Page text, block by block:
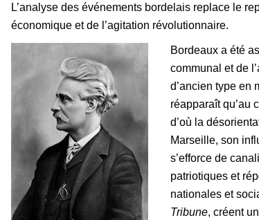
L’analyse des événements bordelais replace le
économique et de l’agitation révolutionnaire.
Bordeaux a été
communal et de
d’ancien type en
réapparaît qu’au
d’où la
Marseille, son
s’efforce de
patriotiques et
nationales et
Tribune, créent